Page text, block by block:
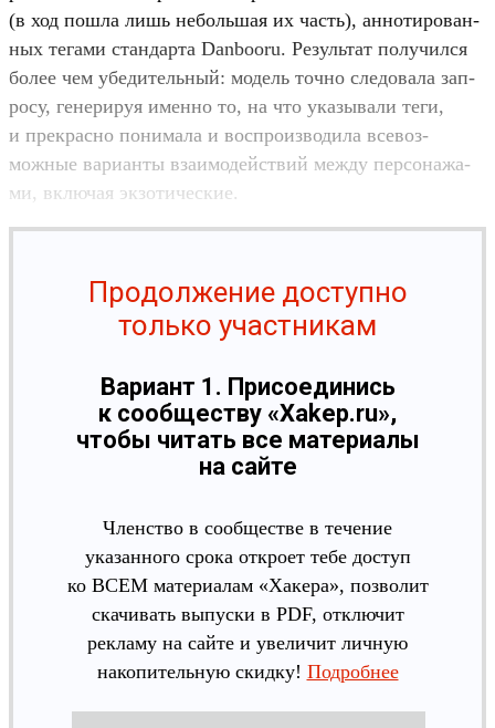
(в ход пош­ла лишь неболь­шая их часть), анно­тиро­ван­
ных тегами стан­дарта Danbooru. Резуль­тат получил­ся
более чем убе­дитель­ный: модель точ­но сле­дова­ла зап­
росу, генери­руя имен­но то, на что ука­зыва­ли теги,
и прек­расно понима­ла и вос­про­изво­дила все­воз­
можные вари­анты вза­имо­дей­ствий меж­ду пер­сонажа­
ми, вклю­чая экзо­тичес­кие.
Продолжение доступно
только участникам
Вариант 1. Присоединись
к сообществу «Xakep.ru»,
чтобы читать все материалы
на сайте
Членство в сообществе в течение
указанного срока откроет тебе доступ
ко ВСЕМ материалам «Хакера», позволит
скачивать выпуски в PDF, отключит
рекламу на сайте и увеличит личную
накопительную скидку! Подробнее